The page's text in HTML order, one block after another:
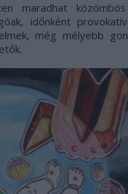
maradhat
időnként
még mélyebb